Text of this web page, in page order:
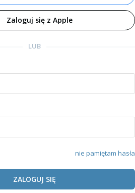
Zaloguj się z Apple
LUB
nie pamiętam hasła
ZALOGUJ SIĘ